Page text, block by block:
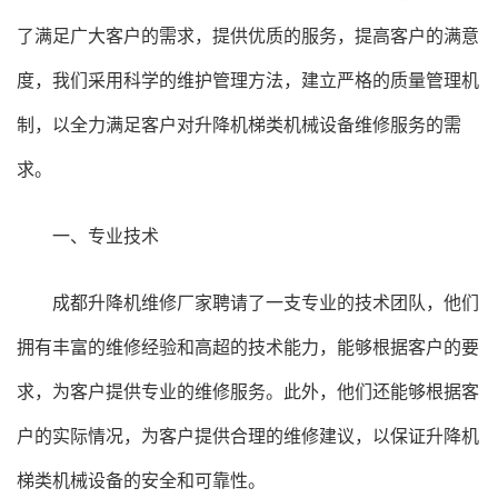
了满足广大客户的需求，提供优质的服务，提高客户的满意
度，我们采用科学的维护管理方法，建立严格的质量管理机
制，以全力满足客户对升降机梯类机械设备维修服务的需
求。
一、专业技术
成都升降机维修厂家聘请了一支专业的技术团队，他们
拥有丰富的维修经验和高超的技术能力，能够根据客户的要
求，为客户提供专业的维修服务。此外，他们还能够根据客
户的实际情况，为客户提供合理的维修建议，以保证升降机
梯类机械设备的安全和可靠性。